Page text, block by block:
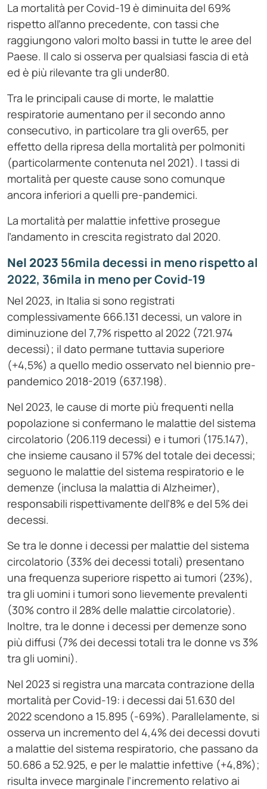
La mortalità per Covid-19 è diminuita del 69%
rispetto all’anno precedente, con tassi che
raggiungono valori molto bassi in tutte le aree del
Paese. Il calo si osserva per qualsiasi fascia di età
ed è più rilevante tra gli under80.
Tra le principali cause di morte, le malattie
respiratorie aumentano per il secondo anno
consecutivo, in particolare tra gli over65, per
effetto della ripresa della mortalità per polmoniti
(particolarmente contenuta nel 2021). I tassi di
mortalità per queste cause sono comunque
ancora inferiori a quelli pre-pandemici.
La mortalità per malattie infettive prosegue
l’andamento in crescita registrato dal 2020.
Nel 2023 56mila decessi in meno rispetto al
2022, 36mila in meno per Covid-19
Nel 2023, in Italia si sono registrati
complessivamente 666.131 decessi, un valore in
diminuzione del 7,7% rispetto al 2022 (721.974
decessi); il dato permane tuttavia superiore
(+4,5%) a quello medio osservato nel biennio pre-
pandemico 2018-2019 (637.198).
Nel 2023, le cause di morte più frequenti nella
popolazione si confermano le malattie del sistema
circolatorio (206.119 decessi) e i tumori (175.147),
che insieme causano il 57% del totale dei decessi;
seguono le malattie del sistema respiratorio e le
demenze (inclusa la malattia di Alzheimer),
responsabili rispettivamente dell’8% e del 5% dei
decessi.
Se tra le donne i decessi per malattie del sistema
circolatorio (33% dei decessi totali) presentano
una frequenza superiore rispetto ai tumori (23%),
tra gli uomini i tumori sono lievemente prevalenti
(30% contro il 28% delle malattie circolatorie).
Inoltre, tra le donne i decessi per demenze sono
più diffusi (7% dei decessi totali tra le donne vs 3%
tra gli uomini).
Nel 2023 si registra una marcata contrazione della
mortalità per Covid-19: i decessi dai 51.630 del
2022 scendono a 15.895 (-69%). Parallelamente, si
osserva un incremento del 4,4% dei decessi dovuti
a malattie del sistema respiratorio, che passano da
50.686 a 52.925, e per le malattie infettive (+4,8%);
risulta invece marginale l’incremento relativo ai